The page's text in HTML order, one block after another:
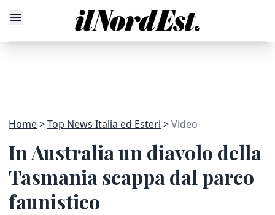
Home Top News Italia ed Esteri Video
In Australia un diavolo della
Tasmania scappa dal parco
faunistico